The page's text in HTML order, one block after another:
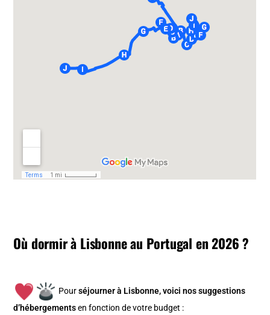
Où dormir à Lisbonne au Portugal en 2026 ?
Pourséjourner à Lisbonne, voici nos suggestions
d’hébergements en fonction de votre budget :